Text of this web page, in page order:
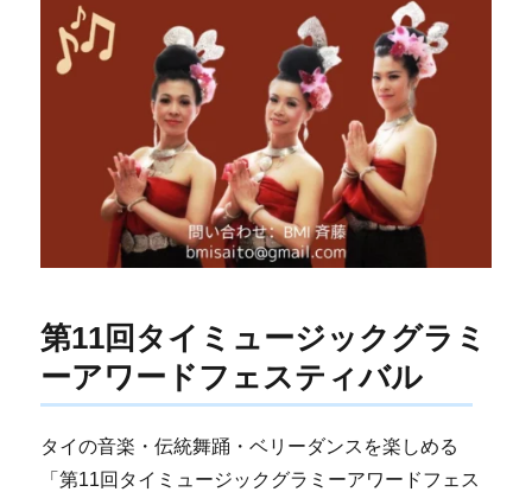
第11回タイミュージックグラミ
ーアワードフェスティバル
タイの音楽・伝統舞踊・ベリーダンスを楽しめる
「第11回タイミュージックグラミーアワードフェス